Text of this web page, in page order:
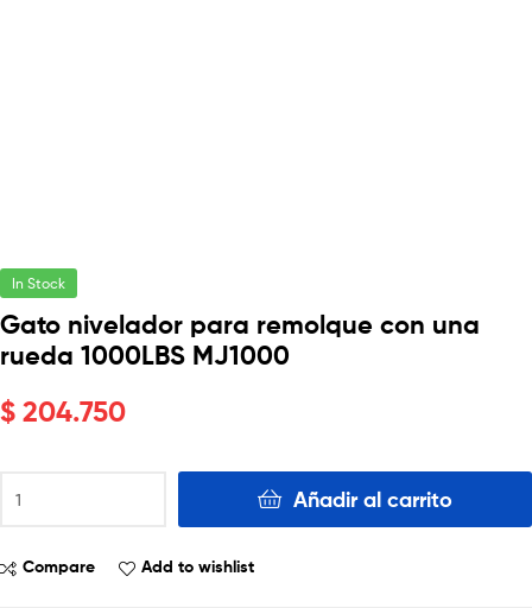
In Stock
Gato nivelador para remolque con una
rueda 1000LBS MJ1000
$ 204.750
Añadir al carrito
Compare Add to wishlist